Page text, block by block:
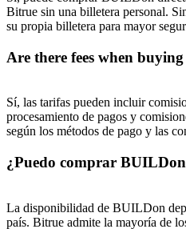
Bitrue sin una billetera personal.
su propia billetera para mayor
Are there fees when
Sí, las tarifas pueden incluir
procesamiento de pagos y
según los métodos de pago y las
¿Puedo comprar
La disponibilidad de BUILDon
país. Bitrue admite la mayoría de